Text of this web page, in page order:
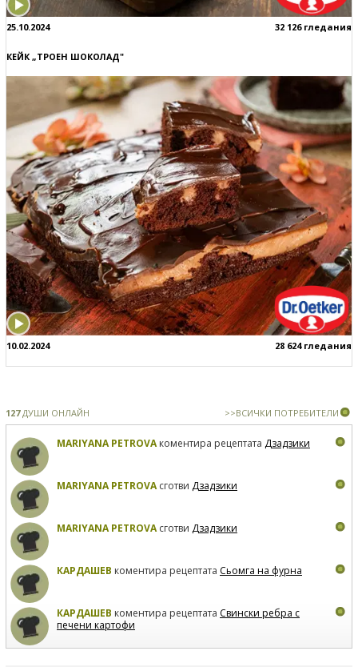
25.10.2024 32 126 гледания
КЕЙК „ТРОЕН ШОКОЛАД"
10.02.2024 28 624 гледания
127ДУШИ ОНЛАЙН >>ВСИЧКИ ПОТРЕБИТЕЛИ
MARIYANA PETROVAкоментира рецептата Дзадзики
MARIYANA PETROVAсготви Дзадзики
MARIYANA PETROVAсготви Дзадзики
КАРДАШЕВ коментира рецептата Сьомга на фурна
КАРДАШЕВ коментира рецептата Свински ребра с
печени картофи